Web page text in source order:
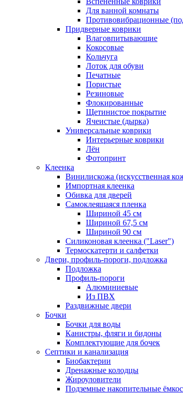
Для ванной комнаты
Противовибрационные
Придверные коврики
Влаговпитывающие
Кокосовые
Кольчуга
Лоток для обуви
Печатные
Пористые
Резиновые
Флокированные
Щетинистое покрытие
Ячеистые (дырка)
Универсальные коврики
Интерьерные коврики
Лён
Фотопринт
Клеенка
Винилискожа (искусственная
Импортная клеенка
Обивка для дверей
Самоклеящаяся пленка
Шириной 45 см
Шириной 67,5 см
Шириной 90 см
Силиконовая клеенка ("Laser")
Термоскатерти и салфетки
Двери, профиль-пороги, подложка
Подложка
Профиль-пороги
Алюминиевые
Из ПВХ
Раздвижные двери
Бочки
Бочки для воды
Канистры, фляги и бидоны
Комплектующие для бочек
Септики и канализация
Биобактерии
Дренажные колодцы
Жироуловители
Подземные накопительные